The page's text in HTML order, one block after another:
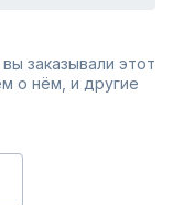
заказывали этот
о нём, и другие